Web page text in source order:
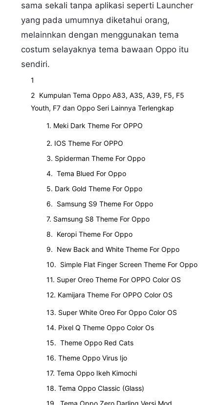
sama sekali tanpa aplikasi seperti Launcher
yang pada umumnya diketahui orang,
melainnkan dengan menggunakan tema
costum selayaknya tema bawaan Oppo itu
sendiri.
Kumpulan Tema Oppo A83, A3S, A39, F5, F5
Youth, F7 dan Oppo Seri Lainnya Terlengkap
1. Meki Dark Theme For OPPO
2. IOS Theme For OPPO
3. Spiderman Theme For Oppo
4. Tema Blued For Oppo
5. Dark Gold Theme For Oppo
6. Samsung S9 Theme For Oppo
7. Samsung S8 Theme For Oppo
8. Keropi Theme For Oppo
9. New Back and White Theme For Oppo
10. Simple Flat Finger Screen Theme For Oppo
11. Super Oreo Theme For OPPO Color OS
12. Kamijara Theme For OPPO Color OS
13. Super White Oreo For Oppo Color OS
14. Pixel Q Theme Oppo Color Os
15. Theme Oppo Red Cats
16. Theme Oppo Virus Ijo
17. Tema Oppo Ikeh Kimochi
18. Tema Oppo Classic (Glass)